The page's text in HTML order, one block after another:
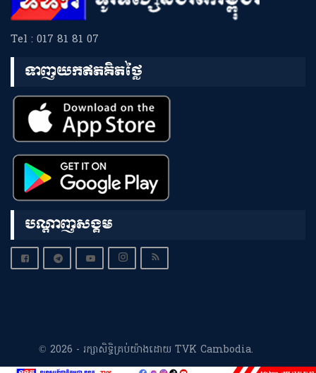
Tel : 017 81 81 07
ទាញយកឥតគិតថ្លៃ
បណ្តាញសង្គម
© 2026 - រក្សាសិទ្ធិគ្រប់យ៉ាងដោយ TVK Cambodia.